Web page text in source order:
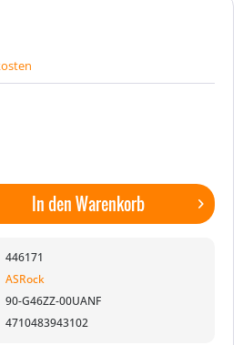
In denWarenkorb
446171
ASRock
90-G46ZZ-00UANF
4710483943102